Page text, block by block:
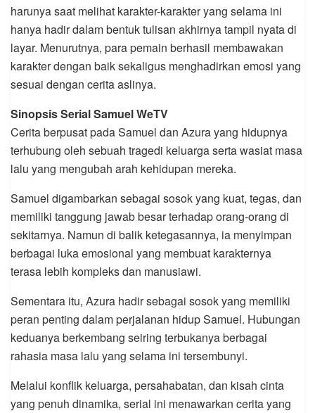
harunya saat melihat karakter-karakter yang selama ini
hanya hadir dalam bentuk tulisan akhirnya tampil nyata di
layar. Menurutnya, para pemain berhasil membawakan
karakter dengan baik sekaligus menghadirkan emosi yang
sesuai dengan cerita aslinya.
Sinopsis Serial Samuel WeTV
Cerita berpusat pada Samuel dan Azura yang hidupnya
terhubung oleh sebuah tragedi keluarga serta wasiat masa
lalu yang mengubah arah kehidupan mereka.
Samuel digambarkan sebagai sosok yang kuat, tegas, dan
memiliki tanggung jawab besar terhadap orang-orang di
sekitarnya. Namun di balik ketegasannya, ia menyimpan
berbagai luka emosional yang membuat karakternya
terasa lebih kompleks dan manusiawi.
Sementara itu, Azura hadir sebagai sosok yang memiliki
peran penting dalam perjalanan hidup Samuel. Hubungan
keduanya berkembang seiring terbukanya berbagai
rahasia masa lalu yang selama ini tersembunyi.
Melalui konflik keluarga, persahabatan, dan kisah cinta
yang penuh dinamika, serial ini menawarkan cerita yang